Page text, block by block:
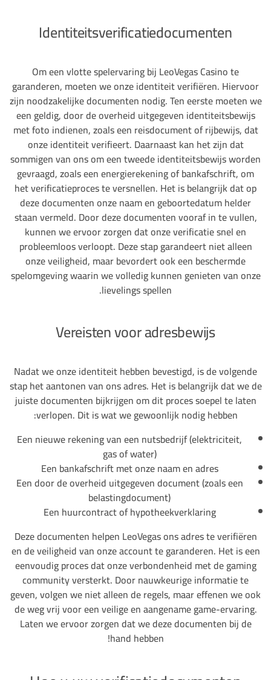
Identiteitsverificatiedocumenten
Om een vlotte spelervaring bij LeoVegas Casino te
garanderen, moeten we onze identiteit verifiëren. Hiervoor
zijn noodzakelijke documenten nodig. Ten eerste moeten we
een geldig, door de overheid uitgegeven identiteitsbewijs
met foto indienen, zoals een reisdocument of rijbewijs, dat
onze identiteit verifieert. Daarnaast kan het zijn dat
sommigen van ons om een tweede identiteitsbewijs worden
gevraagd, zoals een energierekening of bankafschrift, om
het verificatieproces te versnellen. Het is belangrijk dat op
deze documenten onze naam en geboortedatum helder
staan vermeld. Door deze documenten vooraf in te vullen,
kunnen we ervoor zorgen dat onze verificatie snel en
probleemloos verloopt. Deze stap garandeert niet alleen
onze veiligheid, maar bevordert ook een beschermde
spelomgeving waarin we volledig kunnen genieten van onze
lievelings spellen.
Vereisten voor adresbewijs
Nadat we onze identiteit hebben bevestigd, is de volgende
stap het aantonen van ons adres. Het is belangrijk dat we de
juiste documenten bijkrijgen om dit proces soepel te laten
verlopen. Dit is wat we gewoonlijk nodig hebben:
Een nieuwe rekening van een nutsbedrijf (elektriciteit,
gas of water)
Een bankafschrift met onze naam en adres
Een door de overheid uitgegeven document (zoals een
belastingdocument)
Een huurcontract of hypotheekverklaring
Deze documenten helpen LeoVegas ons adres te verifiëren
en de veiligheid van onze account te garanderen. Het is een
eenvoudig proces dat onze verbondenheid met de gaming
community versterkt. Door nauwkeurige informatie te
geven, volgen we niet alleen de regels, maar effenen we ook
de weg vrij voor een veilige en aangename game-ervaring.
Laten we ervoor zorgen dat we deze documenten bij de
hand hebben!